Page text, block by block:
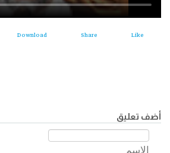
Like
Share
Download
أضف تعليق
الاسم